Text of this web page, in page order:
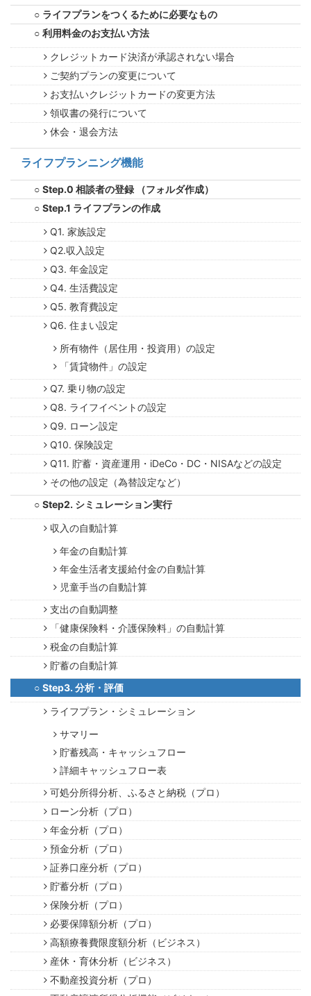
ライフプランをつくるために必要なもの
利用料金のお支払い方法
クレジットカード決済が承認されない場合
ご契約プランの変更について
お支払いクレジットカードの変更方法
領収書の発行について
休会・退会方法
ライフプランニング機能
Step.0 相談者の登録 （フォルダ作成）
Step.1 ライフプランの作成
Q1. 家族設定
Q2.収入設定
Q3. 年金設定
Q4. 生活費設定
Q5. 教育費設定
Q6. 住まい設定
所有物件（居住用・投資用）の設定
「賃貸物件」の設定
Q7. 乗り物の設定
Q8. ライフイベントの設定
Q9. ローン設定
Q10. 保険設定
Q11. 貯蓄・資産運用・iDeCo・DC・NISAなどの設定
その他の設定（為替設定など）
Step2. シミュレーション実行
収入の自動計算
年金の自動計算
年金生活者支援給付金の自動計算
児童手当の自動計算
支出の自動調整
「健康保険料・介護保険料」の自動計算
税金の自動計算
貯蓄の自動計算
Step3. 分析・評価
ライフプラン・シミュレーション
サマリー
貯蓄残高・キャッシュフロー
詳細キャッシュフロー表
可処分所得分析、ふるさと納税（プロ）
ローン分析（プロ）
年金分析（プロ）
預金分析（プロ）
証券口座分析（プロ）
貯蓄分析（プロ）
保険分析（プロ）
必要保障額分析（プロ）
高額療養費限度額分析（ビジネス）
産休・育休分析（ビジネス）
不動産投資分析（プロ）
ライフプランを作る